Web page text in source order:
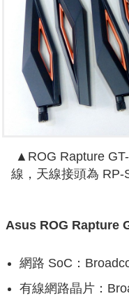
▲ROG Rapture
線，天線接頭為 RP-
Asus ROG Rapture
網路 SoC：
有線網路晶片：